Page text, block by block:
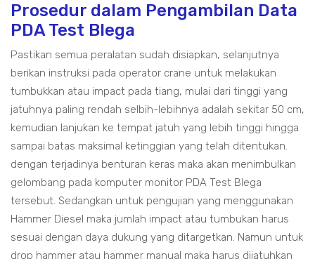
Prosedur dalam Pengambilan Data
PDA Test Blega
Pastikan semua peralatan sudah disiapkan, selanjutnya
berikan instruksi pada operator crane untuk melakukan
tumbukkan atau impact pada tiang, mulai dari tinggi yang
jatuhnya paling rendah selbih-lebihnya adalah sekitar 50 cm,
kemudian lanjukan ke tempat jatuh yang lebih tinggi hingga
sampai batas maksimal ketinggian yang telah ditentukan.
dengan terjadinya benturan keras maka akan menimbulkan
gelombang pada komputer monitor PDA Test Blega
tersebut. Sedangkan untuk pengujian yang menggunakan
Hammer Diesel maka jumlah impact atau tumbukan harus
sesuai dengan daya dukung yang ditargetkan. Namun untuk
drop hammer atau hammer manual maka harus dijatuhkan